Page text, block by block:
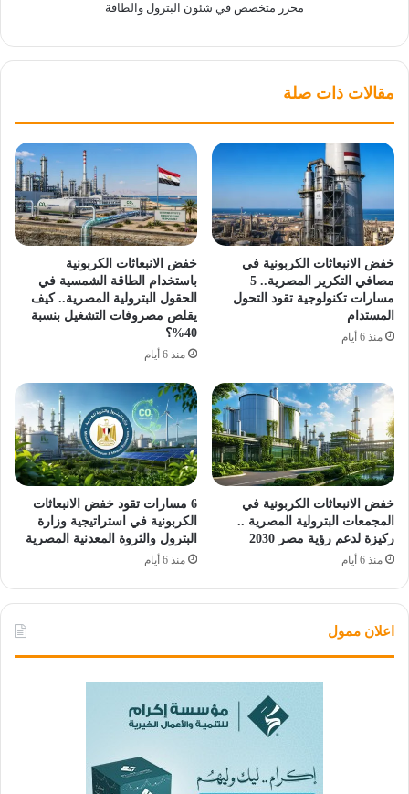
محرر متخصص في شئون البترول والطاقة
مقالات ذات صلة
خفض الانبعاثات الكربونية في
مصافي التكرير المصرية.. 5
مسارات تكنولوجية تقود التحول
المستدام
منذ 6 أيام
خفض الانبعاثات الكربونية
باستخدام الطاقة الشمسية في
الحقول البترولية المصرية.. كيف
يقلص مصروفات التشغيل بنسبة
40%؟
منذ 6 أيام
خفض الانبعاثات الكربونية في
المجمعات البترولية المصرية ..
ركيزة لدعم رؤية مصر 2030
منذ 6 أيام
6 مسارات تقود خفض الانبعاثات
الكربونية في استراتيجية وزارة
البترول والثروة المعدنية المصرية
منذ 6 أيام
اعلان ممول